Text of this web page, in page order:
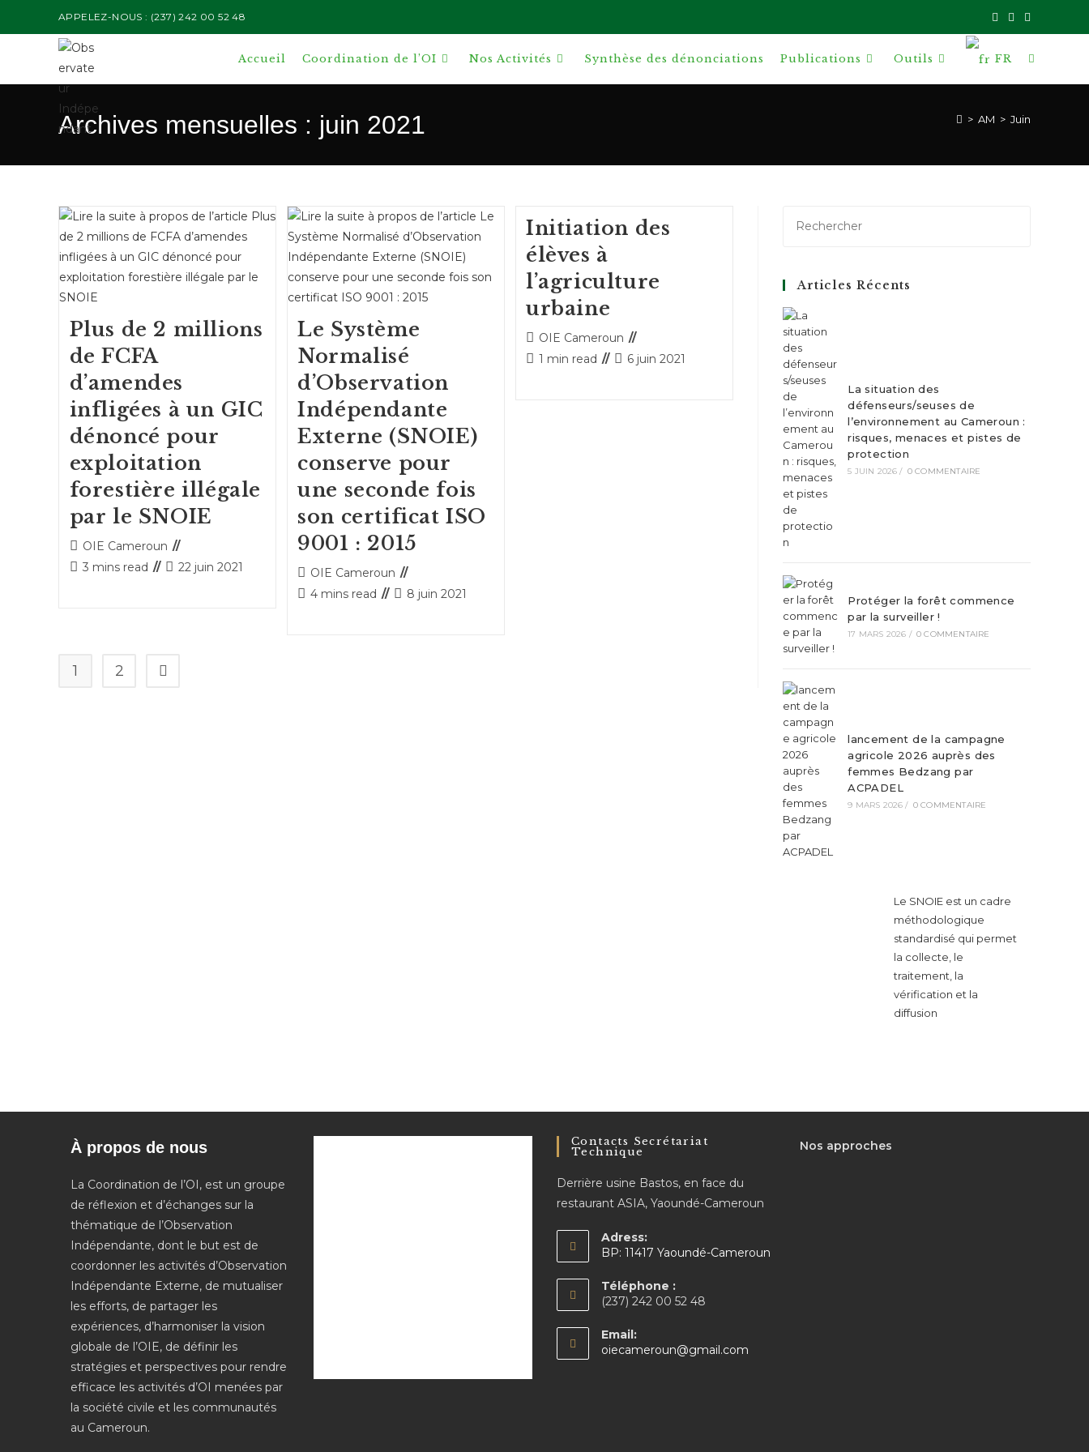
APPELEZ-NOUS : (237) 242 00 52 48
Accueil Coordination de l’OI Nos Activités Synthèse des dénonciations Publications Outils FR Toggle
Archives mensuelles : juin 2021 > AM > Juin
Plus de 2 millions
de FCFA
d’amendes
infligées à un GIC
dénoncé pour
exploitation
forestière illégale
par le SNOIE
Auteur/autrice
de
OIE Cameroun
Temps
3 mins read
Publication
22 juin 2021
Le Système
Normalisé
d’Observation
Indépendante
Externe (SNOIE)
conserve pour
une seconde fois
son certificat ISO
9001 : 2015
Auteur/autrice
de
OIE Cameroun
Temps
4 mins read
Publication
8 juin 2021
Initiation des
élèves à
l’agriculture
urbaine
Auteur/autrice
de
OIE Cameroun
Temps
1 min read
Publication
6 juin 2021
1 2 Aller à la page suivante
Articles Récents
La situation des
défenseurs/seuses de
l’environnement au Cameroun :
risques, menaces et pistes de
protection
5 JUIN 2026 / 0 COMMENTAIRE
Protéger la forêt commence
par la surveiller !
17 MARS 2026 / 0 COMMENTAIRE
lancement de la campagne
agricole 2026 auprès des
femmes Bedzang par
ACPADEL
9 MARS 2026 / 0 COMMENTAIRE
Le SNOIE est un cadre
méthodologique
standardisé qui permet
la collecte, le
traitement, la
vérification et la
diffusion
À propos de nous
La Coordination de l’OI, est un groupe
de réflexion et d’échanges sur la
thématique de l’Observation
Indépendante, dont le but est de
coordonner les activités d’Observation
Indépendante Externe, de mutualiser
les efforts, de partager les
expériences, d’harmoniser la vision
globale de l’OIE, de définir les
stratégies et perspectives pour rendre
efficace les activités d’OI menées par
la société civile et les communautés
au Cameroun.
Contacts Secrétariat
Technique
Derrière usine Bastos, en face du
restaurant ASIA, Yaoundé-Cameroun
Adress:
BP: 11417 Yaoundé-Cameroun
Téléphone :
(237) 242 00 52 48
Email:
oiecameroun@gmail.com
Nos approches